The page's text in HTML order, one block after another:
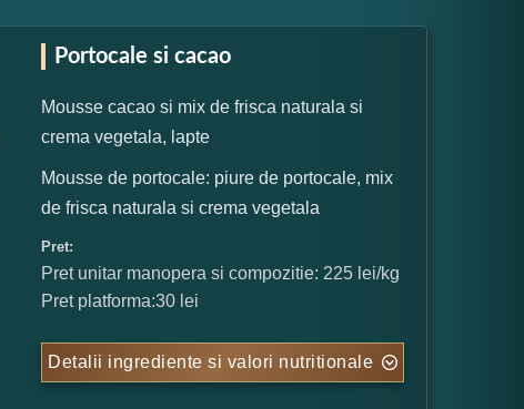
Portocale si cacao
Mousse cacao si mix de frisca naturala si
crema vegetala, lapte
Mousse de portocale: piure de portocale, mix
de frisca naturala si crema vegetala
Pret:
Pret unitar manopera si compozitie: 225 lei/kg
Pret platforma:30 lei
Detalii ingrediente si valori nutritionale